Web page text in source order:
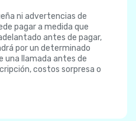
ni advertencias de
pagar a medida que
antes de pagar,
por un determinado
una llamada antes de
costos sorpresa o